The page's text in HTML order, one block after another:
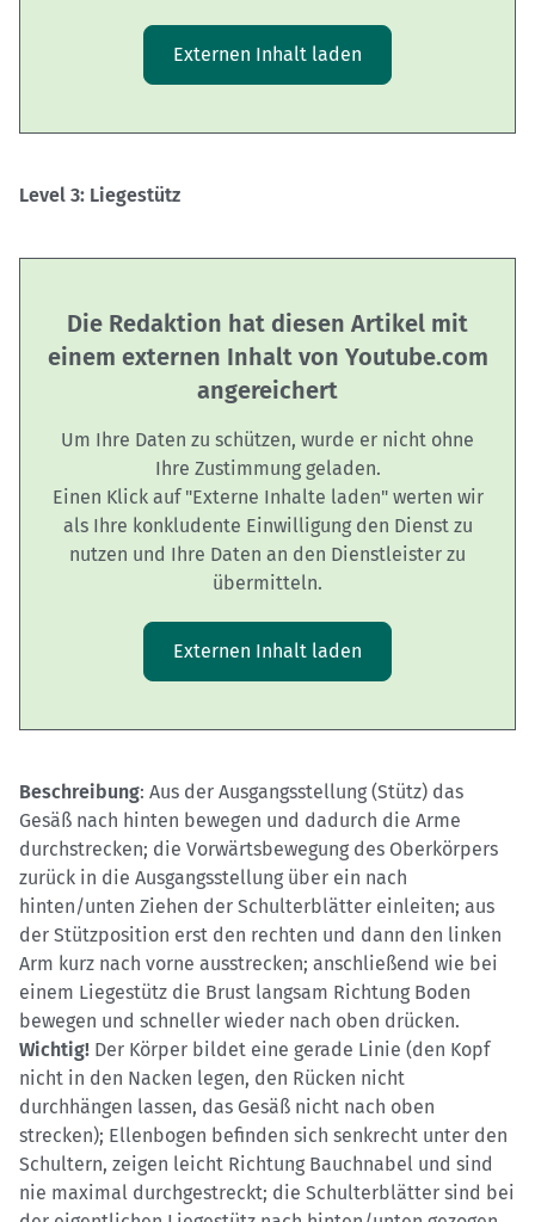
Externen Inhalt laden
Level 3: Liegestütz
Die Redaktion hat diesen Artikel mit
einem externen Inhalt von Youtube.com
angereichert
Um Ihre Daten zu schützen, wurde er nicht ohne
Ihre Zustimmung geladen.
Einen Klick auf "Externe Inhalte laden" werten wir
als Ihre konkludente Einwilligung den Dienst zu
nutzen und Ihre Daten an den Dienstleister zu
übermitteln.
Externen Inhalt laden
Beschreibung: Aus der Ausgangsstellung (Stütz) das
Gesäß nach hinten bewegen und dadurch die Arme
durchstrecken; die Vorwärtsbewegung des Oberkörpers
zurück in die Ausgangsstellung über ein nach
hinten/unten Ziehen der Schulterblätter einleiten; aus
der Stützposition erst den rechten und dann den linken
Arm kurz nach vorne ausstrecken; anschließend wie bei
einem Liegestütz die Brust langsam Richtung Boden
bewegen und schneller wieder nach oben drücken.
Wichtig! Der Körper bildet eine gerade Linie (den Kopf
nicht in den Nacken legen, den Rücken nicht
durchhängen lassen, das Gesäß nicht nach oben
strecken); Ellenbogen befinden sich senkrecht unter den
Schultern, zeigen leicht Richtung Bauchnabel und sind
nie maximal durchgestreckt; die Schulterblätter sind bei